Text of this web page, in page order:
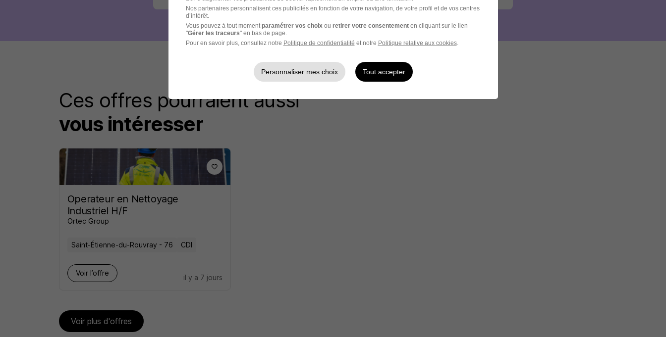
Ces offres pourraient aussi
vous intéresser
Operateur en Nettoyage
Industriel H/F
Ortec Group
Saint-Étienne-du-Rouvray - 76 CDI
Voir l’offre
il y a 7 jours
Voir plus d'offres
Nos partenaires personnalisent ces publicités en fonction de votre navigation, de votre profil et de vos centres
d’intérêt.
Vous pouvez à tout momentparamétrer vos choixou retirer votre consentementen cliquant sur le lien
"Gérer les traceurs" en bas de page.
Pour en savoir plus, consultez notre Politique de confidentialité et notre Politique relative aux cookies.
Personnaliser mes choix Tout accepter